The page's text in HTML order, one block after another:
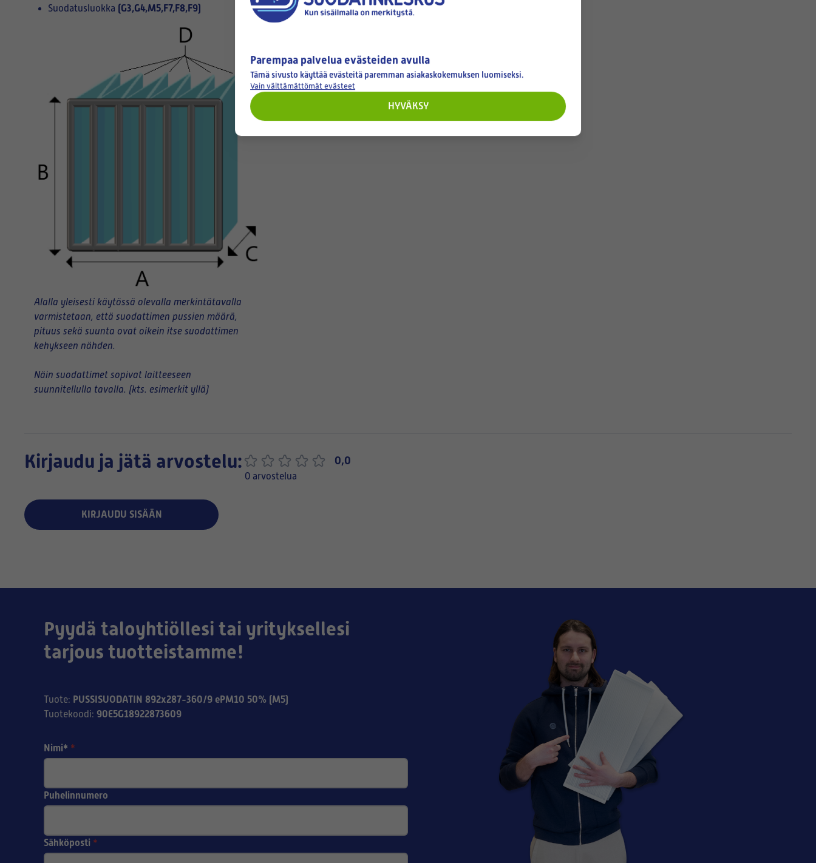
Suodatusluokka (G3,G4,M5,F7,F8,F9)
Alalla yleisesti käytössä olevalla merkintätavalla
varmistetaan, että suodattimen pussien määrä,
pituus sekä suunta ovat oikein itse suodattimen
kehykseen nähden.
Näin suodattimet sopivat laitteeseen
suunnitellulla tavalla. (kts. esimerkit yllä)
Kirjaudu ja jätä arvostelu: 0,0
0 arvostelua
KIRJAUDU SISÄÄN
Pyydä taloyhtiöllesi tai yrityksellesi
tarjous tuotteistamme!
Tuote: PUSSISUODATIN 892x287-360/9 ePM10 50% (M5)
Tuotekoodi: 90E5G18922873609
Nimi* *
Puhelinnumero
Sähköposti *
Parempaa palvelua evästeiden avulla
Tämä sivusto käyttää evästeitä paremman asiakaskokemuksen luomiseksi.
Vain välttämättömät evästeet
HYVÄKSY